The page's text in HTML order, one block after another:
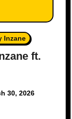
Inzane
ft.
30, 2026